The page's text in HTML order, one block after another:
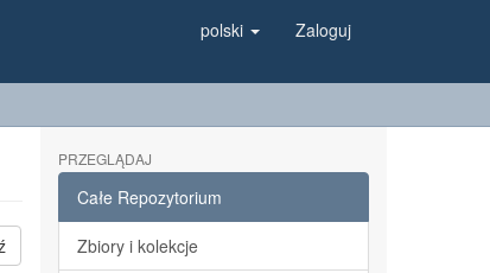
polski Zaloguj
PRZEGLĄDAJ
Całe Repozytorium
Zbiory i kolekcje